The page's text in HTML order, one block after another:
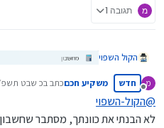
מ תגובה 1
הקול השפוי
מ
מנותק
חדש משקיע חכםכתב בכ שבט תשפ״ה,
נערך לאחרונה על
@הקול-השפוי
לא הבנתי את כוונתך, מסתבר שחשבון